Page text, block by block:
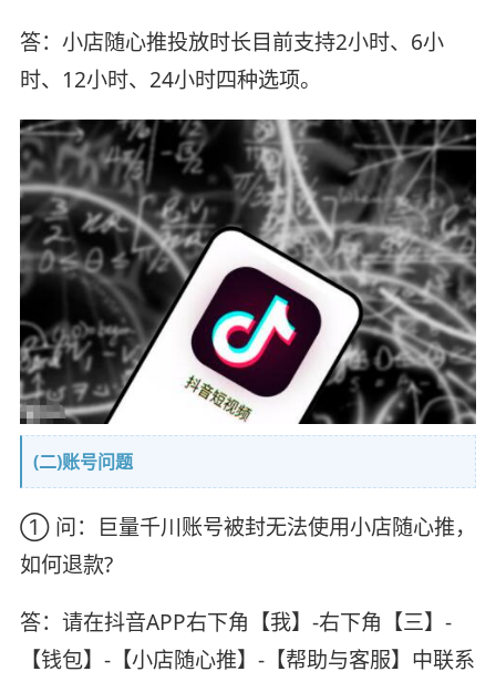
答：小店随心推投放时长目前支持2小时、6小
时、12小时、24小时四种选项。
(二)账号问题
① 问：巨量千川账号被封无法使用小店随心推，
如何退款?
答：请在抖音APP右下角【我】-右下角【三】-
【钱包】-【小店随心推】-【帮助与客服】中联系